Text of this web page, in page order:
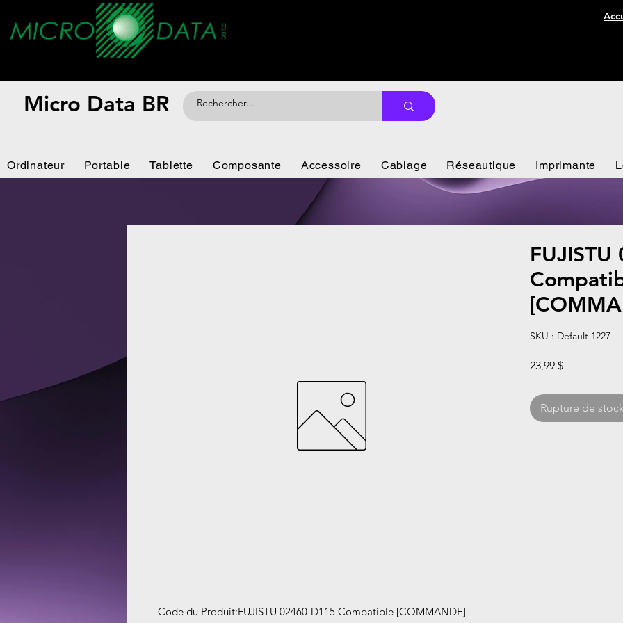
Micro Data BR
Ordinateur Portable Tablette Composante Accessoire Cablage Réseautique Imprimante
Code du Produit:FUJISTU 02460-D115 Compatible [COMMANDE]
SKU : Default 1227
23,99 $Prix
Rupture de